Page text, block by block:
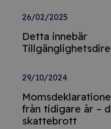
26/02/2025
Detta innebär
29/10/2024
från tidigare år –
skattebrott